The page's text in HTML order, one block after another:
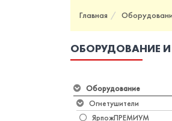
Главная
ОБОРУДОВАНИЕ И
Оборудование
Огнетушители
ЯрпожПРЕМИУМ